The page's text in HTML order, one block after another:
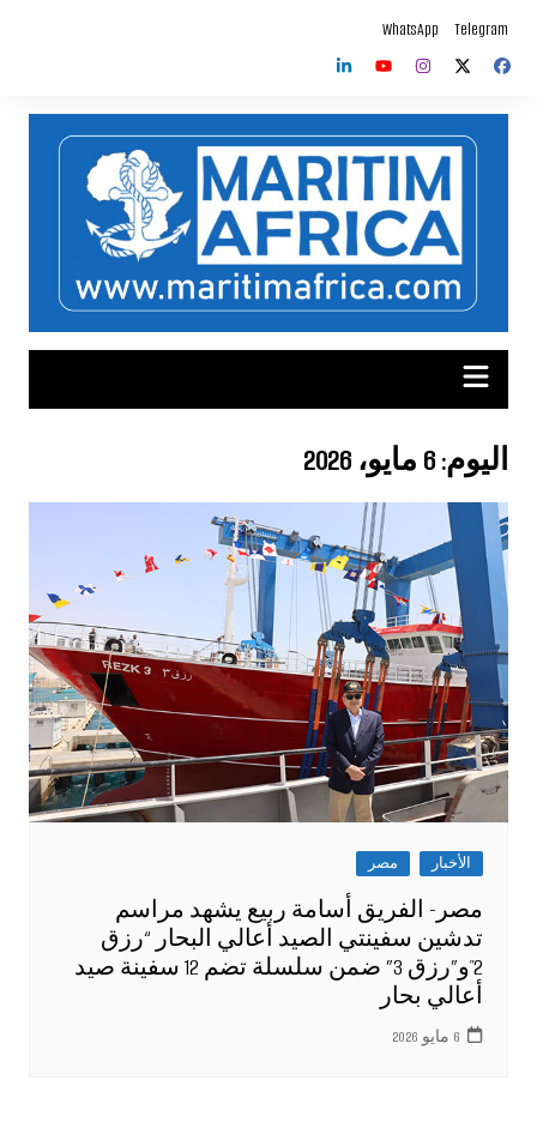
المحتوى
Telegram
WhatsApp
اليوم:6 مايو، 2026
الأخبار مصر
مصر- الفريق أسامة ربيع يشهد مراسم
تدشين سفينتي الصيد أعالي البحار “رزق
2″و”رزق 3” ضمن سلسلة تضم 12 سفينة صيد
أعالي بحار
6 مايو 2026